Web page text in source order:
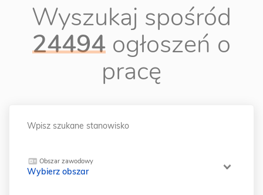
Wyszukaj spośród
24494 ogłoszeń o
pracę
Obszar zawodowy
Wybierz obszar